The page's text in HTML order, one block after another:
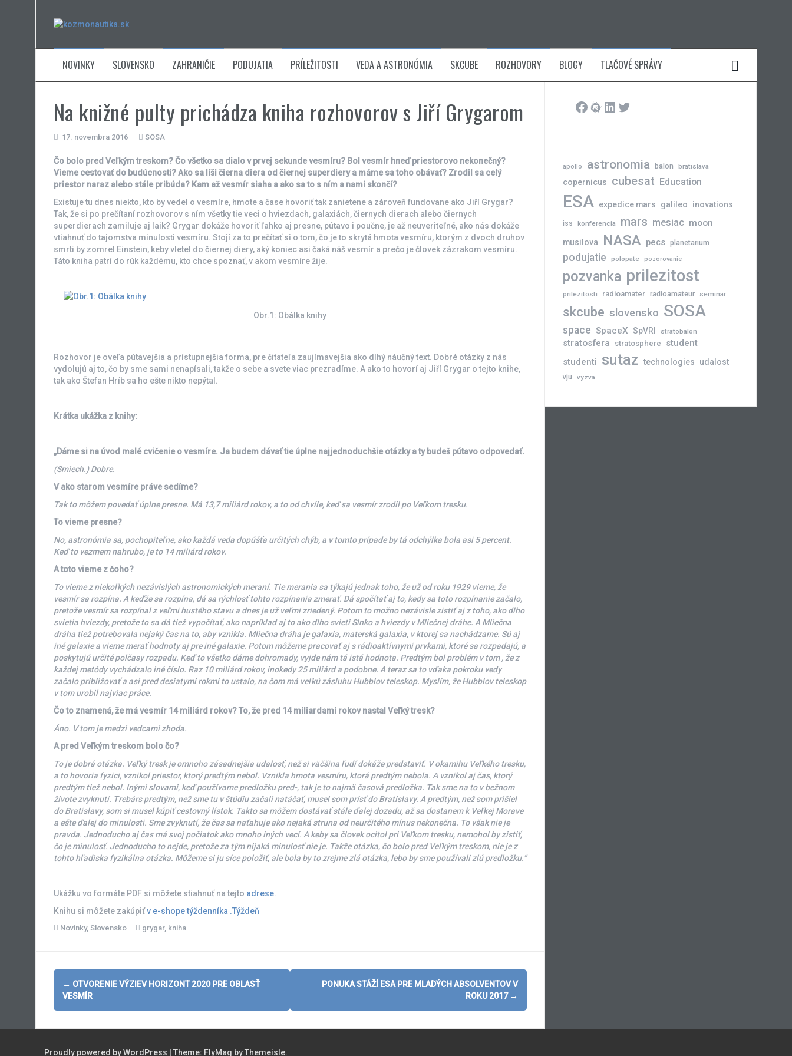
NOVINKY SLOVENSKO ZAHRANIČIE PODUJATIA PRÍLEŽITOSTI VEDA A ASTRONÓMIA SKCUBE ROZHOVORY BLOGY TLAČOVÉ SPRÁVY
Na knižné pulty prichádza kniha rozhovorov s Jiří Grygarom
17. novembra 2016 SOSA
Čo bolo pred Veľkým treskom? Čo všetko sa dialo v prvej sekunde vesmíru? Bol vesmír hneď priestorovo nekonečný?
Vieme cestovať do budúcnosti? Ako sa líši čierna diera od čiernej superdiery a máme sa toho obávať? Zrodil sa celý
priestor naraz alebo stále pribúda? Kam až vesmír siaha a ako sa to s ním a nami skončí?
Existuje tu dnes niekto, kto by vedel o vesmíre, hmote a čase hovoriť tak zanietene a zároveň fundovane ako Jiří Grygar?
Tak, že si po prečítaní rozhovorov s ním všetky tie veci o hviezdach, galaxiách, čiernych dierach alebo čiernych
superdierach zamiluje aj laik? Grygar dokáže hovoriť ľahko aj presne, pútavo i poučne, je až neuveriteľné, ako nás dokáže
vtiahnuť do tajomstva minulosti vesmíru. Stojí za to prečítať si o tom, čo je to skrytá hmota vesmíru, ktorým z dvoch druhov
smrti by zomrel Einstein, keby vletel do čiernej diery, aký koniec asi čaká náš vesmír a prečo je človek zázrakom vesmíru.
Táto kniha patrí do rúk každému, kto chce spoznať, v akom vesmíre žije.
Obr.1: Obálka knihy
Rozhovor je oveľa pútavejšia a prístupnejšia forma, pre čitateľa zaujímavejšia ako dlhý náučný text. Dobré otázky z nás
vydolujú aj to, čo by sme sami nenapísali, takže o sebe a svete viac prezradíme. A ako to hovorí aj Jiří Grygar o tejto knihe,
tak ako Štefan Hríb sa ho ešte nikto nepýtal.
Krátka ukážka z knihy:
„Dáme si na úvod malé cvičenie o vesmíre. Ja budem dávať tie úplne najjednoduchšie otázky a ty budeš pútavo odpovedať.
(Smiech.) Dobre.
V ako starom vesmíre práve sedíme?
Tak to môžem povedať úplne presne. Má 13,7 miliárd rokov, a to od chvíle, keď sa vesmír zrodil po Veľkom tresku.
To vieme presne?
No, astronómia sa, pochopiteľne, ako každá veda dopúšťa určitých chýb, a v tomto prípade by tá odchýlka bola asi 5 percent.
Keď to vezmem nahrubo, je to 14 miliárd rokov.
A toto vieme z čoho?
To vieme z niekoľkých nezávislých astronomických meraní. Tie merania sa týkajú jednak toho, že už od roku 1929 vieme, že
vesmír sa rozpína. A keďže sa rozpína, dá sa rýchlosť tohto rozpínania zmerať. Dá spočítať aj to, kedy sa toto rozpínanie začalo,
pretože vesmír sa rozpínal z veľmi hustého stavu a dnes je už veľmi zriedený. Potom to možno nezávisle zistiť aj z toho, ako dlho
svietia hviezdy, pretože to sa dá tiež vypočítať, ako napríklad aj to ako dlho svieti Slnko a hviezdy v Mliečnej dráhe. A Mliečna
dráha tiež potrebovala nejaký čas na to, aby vznikla. Mliečna dráha je galaxia, materská galaxia, v ktorej sa nachádzame. Sú aj
iné galaxie a vieme merať hodnoty aj pre iné galaxie. Potom môžeme pracovať aj s rádioaktívnymi prvkami, ktoré sa rozpadajú, a
poskytujú určité polčasy rozpadu. Keď to všetko dáme dohromady, vyjde nám tá istá hodnota. Predtým bol problém v tom , že z
každej metódy vychádzalo iné číslo. Raz 10 miliárd rokov, inokedy 25 miliárd a podobne. A teraz sa to vďaka pokroku vedy
začalo približovať a asi pred desiatymi rokmi to ustalo, na čom má veľkú zásluhu Hubblov teleskop. Myslím, že Hubblov teleskop
v tom urobil najviac práce.
Čo to znamená, že má vesmír 14 miliárd rokov? To, že pred 14 miliardami rokov nastal Veľký tresk?
Áno. V tom je medzi vedcami zhoda.
A pred Veľkým treskom bolo čo?
To je dobrá otázka. Veľký tresk je omnoho zásadnejšia udalosť, než si väčšina ľudí dokáže predstaviť. V okamihu Veľkého tresku,
a to hovoria fyzici, vznikol priestor, ktorý predtým nebol. Vznikla hmota vesmíru, ktorá predtým nebola. A vznikol aj čas, ktorý
predtým tiež nebol. Inými slovami, keď používame predložku pred-, tak je to najmä časová predložka. Tak sme na to v bežnom
živote zvyknutí. Trebárs predtým, než sme tu v štúdiu začali natáčať, musel som prísť do Bratislavy. A predtým, než som prišiel
do Bratislavy, som si musel kúpiť cestovný lístok. Takto sa môžem dostávať stále ďalej dozadu, až sa dostanem k Veľkej Morave
a ešte ďalej do minulosti. Sme zvyknutí, že čas sa naťahuje ako nejaká struna od neurčitého mínus nekonečna. To však nie je
pravda. Jednoducho aj čas má svoj počiatok ako mnoho iných vecí. A keby sa človek ocitol pri Veľkom tresku, nemohol by zistiť,
čo je minulosť. Jednoducho to nejde, pretože za tým nijaká minulosť nie je. Takže otázka, čo bolo pred Veľkým treskom, nie je z
tohto hľadiska fyzikálna otázka. Môžeme si ju síce položiť, ale bola by to zrejme zlá otázka, lebo by sme používali zlú predložku.“
Ukážku vo formáte PDF si môžete stiahnuť na tejto adrese.
Knihu si môžete zakúpiťv e-shope týždenníka .Týždeň
Novinky, Slovensko grygar, kniha
Post
navigation
← OTVORENIE VÝZIEV HORIZONT 2020 PRE OBLASŤ
VESMÍR
PONUKA STÁŽÍ ESA PRE MLADÝCH ABSOLVENTOV V
ROKU 2017 →
Facebook
Meetup
LinkedIn
Twitter
apollo astronomia balon bratislava
copernicus cubesat Education
ESA expedice mars galileo inovations
iss konferencia mars mesiac moon
musilova NASA pecs planetarium
podujatie polopate pozorovanie
pozvanka prilezitost
prilezitosti radioamater radioamateur seminar
skcube slovensko SOSA
space SpaceX SpVRI stratobalon
stratosfera stratosphere
student
studenti sutaz technologies udalost
vju vyzva
Proudly powered by WordPress | Theme: FlyMag by Themeisle.